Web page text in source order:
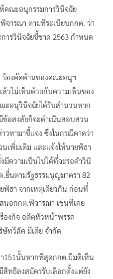
คณะอนุกรรมการวินิจฉัย
จารณา ตามที่ระเบียบกกต. ว่า
ารวินิจฉัยชี้ขาด 2563 กำหนด
ร้องคัดค้านของคณะอนุฯ
วไม่เห็นด้วยกับความเห็นของ
ะอนุวินิจฉัยได้รับสำนวนหาก
ข้อสงสัยก็จะดำเนินสอบสวน
วหามาชี้แจง ซึ่งในกรณีคาดว่า
เพิ่มเติม และแจ้งให้นายพิธา
มีความเป็นไปได้ที่จะรอคำวินิ
ยื่นตามรัฐธรรมนูญมาตรา 82
พิธา จากเหตุเดียวกัน ก่อนที่
นอกกต.พิจารณา เช่นที่เคย
องกิจ อดีตหัวหน้าพรรค
ทวีลัค มีเดีย จำกัด
151นั้นหากที่สุดกกต.มีมติเห็น
สิทธิลงสมัครรับเลือกตั้งแต่ยัง